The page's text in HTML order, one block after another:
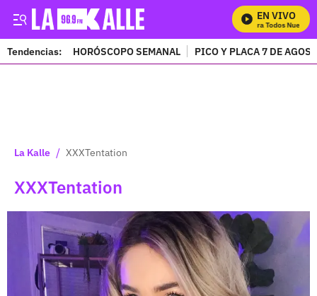
EN VIVO
Mira Todos Nuestros
Tendencias: HORÓSCOPO SEMANAL PICO Y PLACA 7 DE
La Kalle / XXXTentation
XXXTentation